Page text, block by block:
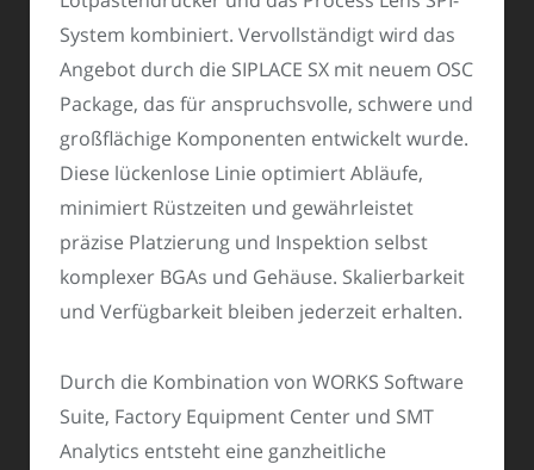
System kombiniert. Vervollständigt wird das
Angebot durch die SIPLACE SX mit neuem OSC
Package, das für anspruchsvolle, schwere und
großflächige Komponenten entwickelt wurde.
Diese lückenlose Linie optimiert Abläufe,
minimiert Rüstzeiten und gewährleistet
präzise Platzierung und Inspektion selbst
komplexer BGAs und Gehäuse. Skalierbarkeit
und Verfügbarkeit bleiben jederzeit erhalten.
Durch die Kombination von WORKS Software
Suite, Factory Equipment Center und SMT
Analytics entsteht eine ganzheitliche